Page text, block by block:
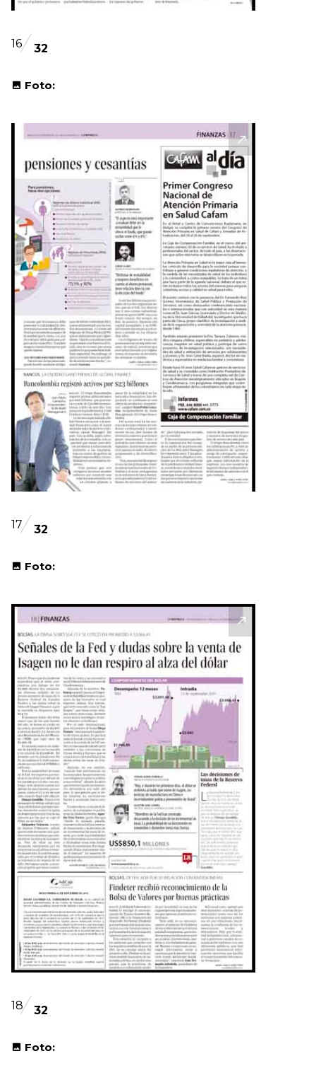
16 32
Foto:
17 32
Foto:
18 32
Foto: